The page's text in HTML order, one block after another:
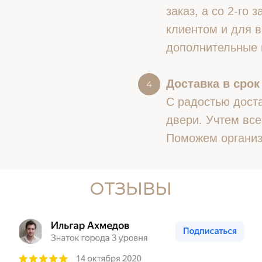
заказ, а со 2-го
клиентом и для
дополнительные
Доставка в срок
С радостью
двери. Учтем
Поможем
ОТЗЫВЫ